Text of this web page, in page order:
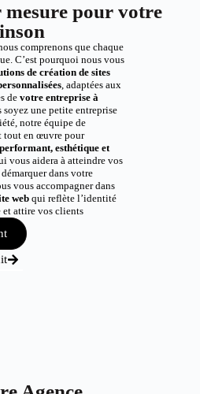
mesure pour votre
comprenons que chaque
C’est pourquoi nous vous
de création de sites
, adaptées aux
devotre entreprise à
soyez une petite entreprise
notre équipe de
tout en œuvre pour
esthétique et
vous aidera à atteindre vos
dans votre
vous accompagner dans
webqui reflète l’identité
et attire vos clients